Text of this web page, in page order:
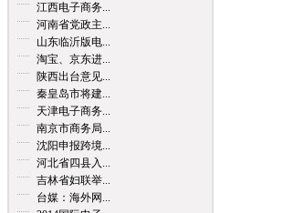
江西电子商务...
河南省党政主...
山东临沂版电...
淘宝、京东进...
陕西出台意见...
秦皇岛市将建...
天津电子商务...
南京市商务局...
沈阳申报跨境...
河北省四县入...
吉林省妇联举...
台媒：海外网...